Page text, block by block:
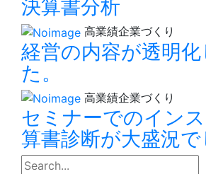
決算書分析
高業績企業づくり
経営の内容が透明化
た。
高業績企業づくり
セミナーでのイン
算書診断が大盛況で
search